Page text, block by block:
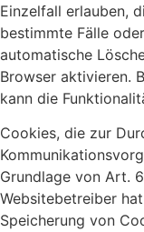
Einzelfall erlauben,
bestimmte Fälle
automatische
Browser aktivieren.
kann die
Cookies, die zur
Grundlage von Art.
Websitebetreiber
Speicherung von